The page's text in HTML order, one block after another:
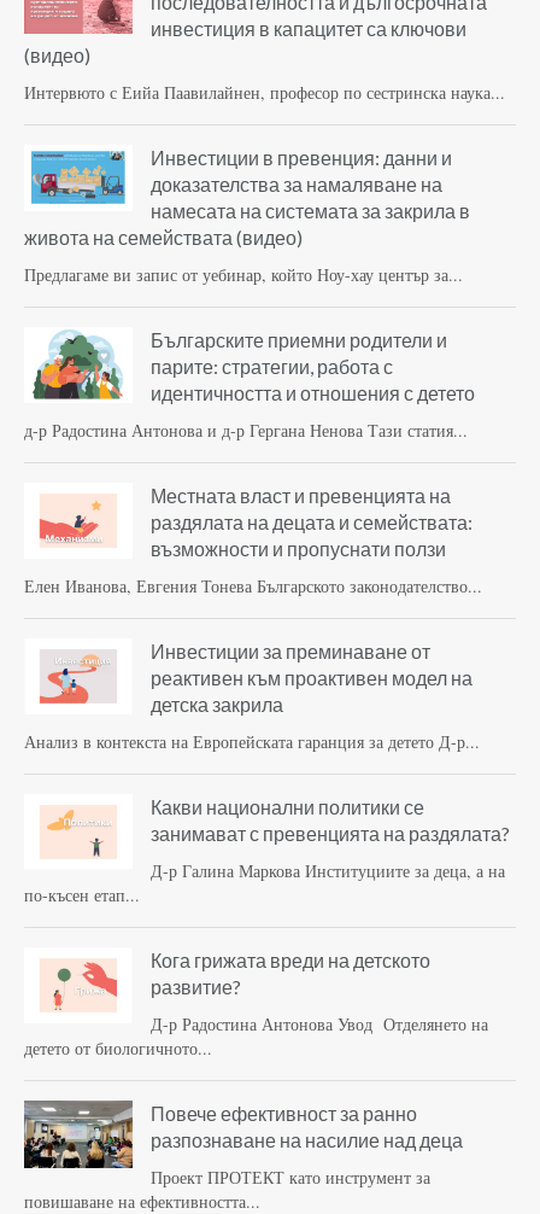
инвестиция в капацитет са ключови
(видео)
Интервюто с Еийа Паавилайнен, професор по сестринска наука...
Инвестиции в превенция: данни и
доказателства за намаляване на
намесата на системата за закрила в
живота на семействата (видео)
Предлагаме ви запис от уебинар, който Ноу-хау център за...
Българските приемни родители и
парите: стратегии, работа с
идентичността и отношения с детето
д-р Радостина Антонова и д-р Гергана Ненова Тази статия...
Местната власт и превенцията на
раздялата на децата и семействата:
възможности и пропуснати ползи
Елен Иванова, Евгения Тонева Българското законодателство...
Инвестиции за преминаване от
реактивен към проактивен модел на
детска закрила
Анализ в контекста на Европейската гаранция за детето Д-р...
Какви национални политики се
занимават с превенцията на раздялата?
Д-р Галина Маркова Институциите за деца, а на
по-късен етап...
Кога грижата вреди на детското
развитие?
Д-р Радостина Антонова Увод Отделянето на
детето от биологичното...
Повече ефективност за ранно
разпознаване на насилие над деца
Проект ПРОТЕКТ като инструмент за
повишаване на ефективността...